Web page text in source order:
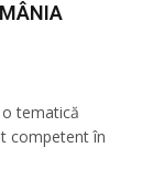
tematică
competent în